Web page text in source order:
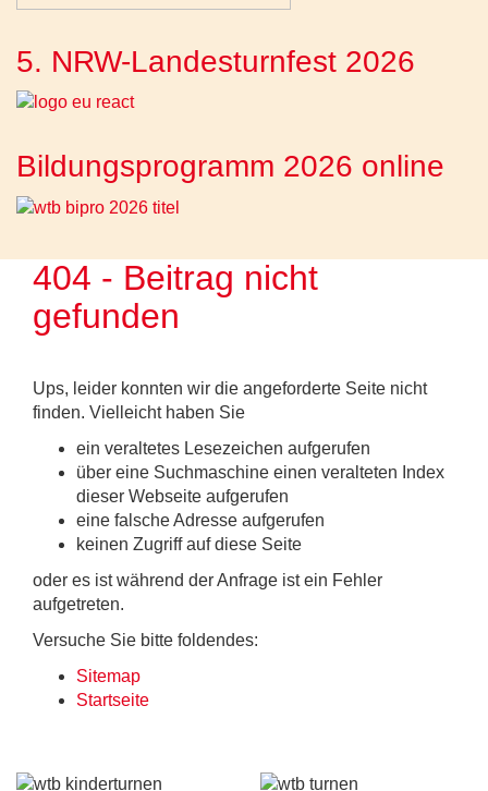
5. NRW-Landesturnfest 2026
Bildungsprogramm 2026 online
404 - Beitrag nicht
gefunden
Ups, leider konnten wir die angeforderte Seite nicht
finden. Vielleicht haben Sie
ein veraltetes Lesezeichen aufgerufen
über eine Suchmaschine einen veralteten Index
dieser Webseite aufgerufen
eine falsche Adresse aufgerufen
keinen Zugriff auf diese Seite
oder es ist während der Anfrage ist ein Fehler
aufgetreten.
Versuche Sie bitte foldendes:
Sitemap
Startseite